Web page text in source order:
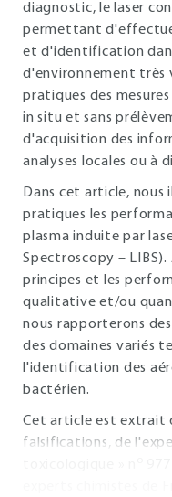
diagnostic, le laser
permettant
et d'identification
d'environnement très
pratiques des
in situ et sans
d'acquisition des
analyses locales ou à
Dans cet article, nous
pratiques les
plasma induite par
Spectroscopy –
principes et les
qualitative et/ou
nous rapporterons
des domaines variés
l'identification des
bactérien.
Cet article est extrait
falsifications, de